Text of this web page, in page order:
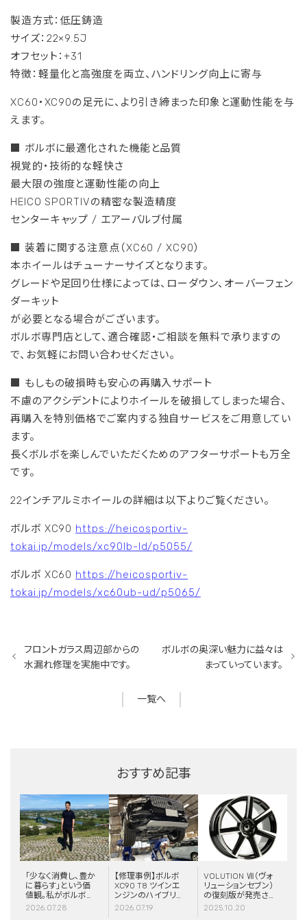
製造方式：低圧鋳造
サイズ：22×9.5J
オフセット：+31
特徴：軽量化と高強度を両立、ハンドリング向上に寄与
XC60・XC90の足元に、より引き締まった印象と運動性能を与
えます。
■ ボルボに最適化された機能と品質
視覚的・技術的な軽快さ
最大限の強度と運動性能の向上
HEICO SPORTIVの精密な製造精度
センターキャップ / エアーバルブ付属
■ 装着に関する注意点（XC60 / XC90）
本ホイールはチューナーサイズとなります。
グレードや足回り仕様によっては、ローダウン、オーバーフェン
ダーキット
が必要となる場合がございます。
ボルボ専門店として、適合確認・ご相談を無料で承りますの
で、お気軽にお問い合わせください。
■ もしもの破損時も安心の再購入サポート
不慮のアクシデントによりホイールを破損してしまった場合、
再購入を特別価格でご案内する独自サービスをご用意してい
ます。
長くボルボを楽しんでいただくためのアフターサポートも万全
です。
22インチアルミホイールの詳細は以下よりご覧ください。
ボルボ XC90 https://heicosportiv-
tokai.jp/models/xc90lb-ld/p5055/
ボルボ XC60 https://heicosportiv-
tokai.jp/models/xc60ub-ud/p5065/
フロントガラス周辺部からの
水漏れ修理を実施中です。
一覧へ
ボルボの奥深い魅力に益々は
まっていっています。
おすすめ記事
「少なく消費し、豊か
に暮らす」という価
値観。私がボルボと
スウェーデンに惹か
2026.07.28
【修理事例】ボルボ
XC90 T8 ツインエ
ンジンのハイブリッ
ドシステム故障・
2026.07.19
VOLUTION Ⅶ（ヴォ
リューションセブン）
の復刻版が発売さ
れました！
2025.10.20